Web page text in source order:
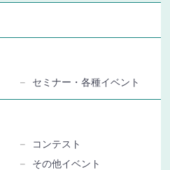
セミナー・各種イベント
コンテスト
その他イベント